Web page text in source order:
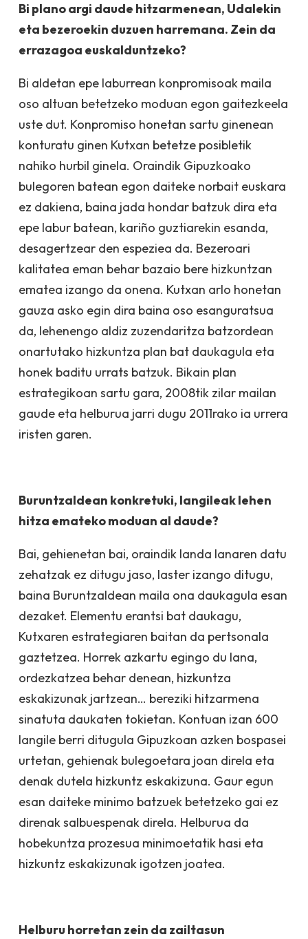
Bi plano argi daude hitzarmenean, Udalekin
eta bezeroekin duzuen harremana. Zein da
errazagoa euskalduntzeko?
Bi aldetan epe laburrean konpromisoak maila
oso altuan betetzeko moduan egon gaitezkeela
uste dut. Konpromiso honetan sartu ginenean
konturatu ginen Kutxan betetze posibletik
nahiko hurbil ginela. Oraindik Gipuzkoako
bulegoren batean egon daiteke norbait euskara
ez dakiena, baina jada hondar batzuk dira eta
epe labur batean, kariño guztiarekin esanda,
desagertzear den espeziea da. Bezeroari
kalitatea eman behar bazaio bere hizkuntzan
ematea izango da onena. Kutxan arlo honetan
gauza asko egin dira baina oso esanguratsua
da, lehenengo aldiz zuzendaritza batzordean
onartutako hizkuntza plan bat daukagula eta
honek baditu urrats batzuk. Bikain plan
estrategikoan sartu gara, 2008tik zilar mailan
gaude eta helburua jarri dugu 2011rako ia urrera
iristen garen.
Buruntzaldean konkretuki, langileak lehen
hitza emateko moduan al daude?
Bai, gehienetan bai, oraindik landa lanaren datu
zehatzak ez ditugu jaso, laster izango ditugu,
baina Buruntzaldean maila ona daukagula esan
dezaket. Elementu erantsi bat daukagu,
Kutxaren estrategiaren baitan da pertsonala
gaztetzea. Horrek azkartu egingo du lana,
ordezkatzea behar denean, hizkuntza
eskakizunak jartzean… bereziki hitzarmena
sinatuta daukaten tokietan. Kontuan izan 600
langile berri ditugula Gipuzkoan azken bospasei
urtetan, gehienak bulegoetara joan direla eta
denak dutela hizkuntz eskakizuna. Gaur egun
esan daiteke minimo batzuek betetzeko gai ez
direnak salbuespenak direla. Helburua da
hobekuntza prozesua minimoetatik hasi eta
hizkuntz eskakizunak igotzen joatea.
Helburu horretan zein da zailtasun